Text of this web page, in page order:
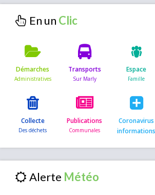
En un
Démarches Transports Espace
Collecte Publications
Coronavirus
informations
Alerte